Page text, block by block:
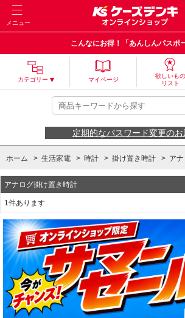
メニュー
こんなにお得！「あんしんパスポ
カテゴリー マイページ
欲しいもの
リスト
定期的なパスワード変更のお
ホーム > 生活家電 > 時計 > 掛け置き時計 > ア
アナログ掛け置き時計
1件あります